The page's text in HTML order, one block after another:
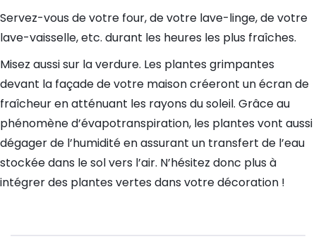
Servez-vous de votre four, de votre lave-linge, de votre
lave-vaisselle, etc. durant les heures les plus fraîches.
Misez aussi sur la verdure. Les plantes grimpantes
devant la façade de votre maison créeront un écran de
fraîcheur en atténuant les rayons du soleil. Grâce au
phénomène d’évapotranspiration, les plantes vont aussi
dégager de l’humidité en assurant un transfert de l’eau
stockée dans le sol vers l’air. N’hésitez donc plus à
intégrer des plantes vertes dans votre décoration !